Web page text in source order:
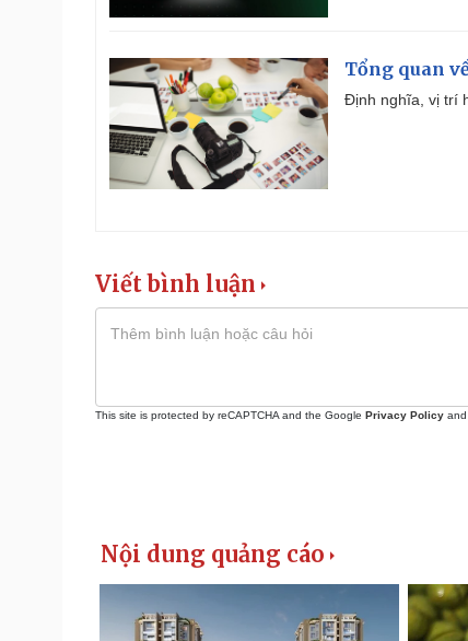
Tổng quan
Định nghĩa, vị trí
Viết bình luận
This site is protected by reCAPTCHA and the Google Privacy Policy and